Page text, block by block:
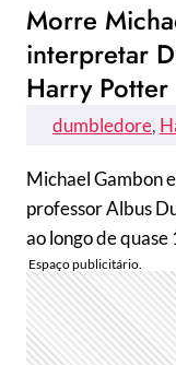
Morre
interpretar
Harry Potter
dumbledore,
Michael Gambon
professor Albus
ao longo de quase